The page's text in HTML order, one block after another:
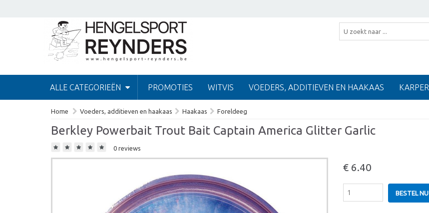
ALLE CATEGORIEËN PROMOTIES WITVIS VOEDERS, ADDITIEVEN EN HAAKAAS KARPER
Home Voeders, additieven en haakaas Haakaas Foreldeeg
Berkley Powerbait Trout Bait Captain America Glitter Garlic
0 reviews
€ 6.40
BESTEL NU